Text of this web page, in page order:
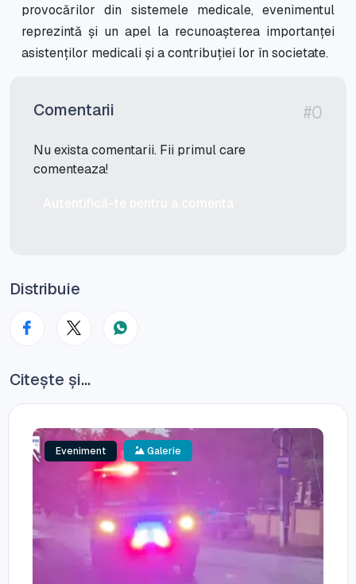
provocărilor din sistemele medicale, evenimentul
reprezintă și un apel la recunoașterea importanței
asistenților medicali și a contribuției lor în societate.
Comentarii #0
Nu exista comentarii. Fii primul care
comenteaza!
Distribuie
Citește și...
Eveniment Galerie